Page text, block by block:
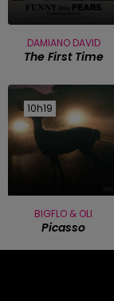
DAMIANO DAVID
The First Time
10h19
10h19
BIGFLO & OLI
Picasso